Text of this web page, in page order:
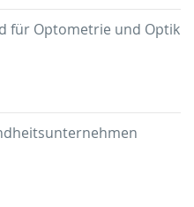
für Optometrie und Optik